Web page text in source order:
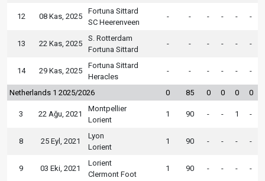
12 08 Kas, 2025
Fortuna Sittard
SC Heerenveen
- - - - - -
13 22 Kas, 2025
S. Rotterdam
Fortuna Sittard
- - - - - -
14 29 Kas, 2025
Fortuna Sittard
Heracles
- - - - - -
Netherlands 1 2025/2026 0 85 0 0 0 0
3 22 Ağu, 2021
Montpellier
Lorient
1 90 - - 1 -
8 25 Eyl, 2021
Lyon
Lorient
1 90 - - - -
9 03 Eki, 2021
Lorient
Clermont Foot
1 90 - - - -